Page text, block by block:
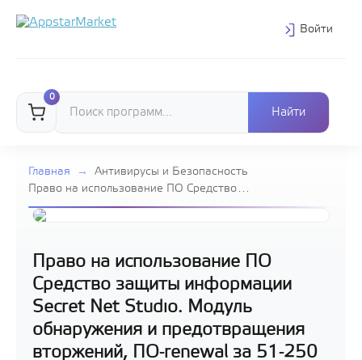
Войти
0
Главная →
Антивирусы и Безопасность
Право на использование ПО Средство
Модуль обнаружения и предотвращения
Право на использование ПО
Средство защиты информации
Secret Net Studio. Модуль
обнаружения и предотвращения
вторжений, ПО-renewal за 51-250